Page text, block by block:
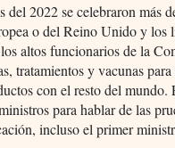
del 2022 se celebraron más
o del Reino Unido y los
altos funcionarios de la
tratamientos y vacunas
con el resto del
para hablar de las
incluso el primer